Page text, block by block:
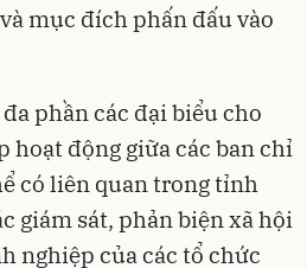
mục đích phấn đấu vào
phần các đại biểu cho
hoạt động giữa các ban chỉ
có liên quan trong tỉnh
giám sát, phản biện xã hội
nghiệp của các tổ chức